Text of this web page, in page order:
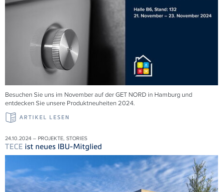
Besuchen Sie uns im November auf der GET NORD in Hamburg und
entdecken Sie unsere Produktneuheiten 2024.
ARTIKEL LESEN
24.10.2024 – PROJEKTE, STORIES
TECE ist neues IBU-Mitglied